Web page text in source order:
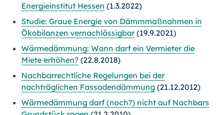
Energieinstitut Hessen (1.3.2022)
Studie: Graue Energie von Dämmmaßnahmen in
Ökobilanzen vernachlässigbar(19.9.2021)
Wärmedämmung: Wann darf ein Vermieter die
Miete erhöhen? (22.8.2018)
Nachbarrechtliche Regelungen bei der
nachträglichen Fassadendämmung (21.12.2012)
Wärmedämmung darf (noch?) nicht auf Nachbars